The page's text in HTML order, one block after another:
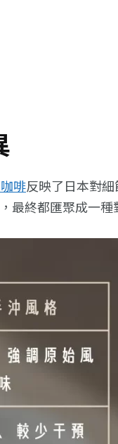
啡反映了日本對
最終都匯聚成一種